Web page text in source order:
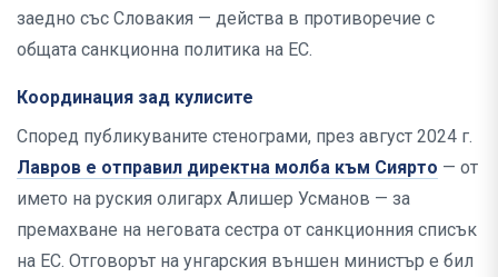
заедно със Словакия — действа в противоречие с
общата санкционна политика на ЕС.
Координация зад кулисите
Според публикуваните стенограми, през август 2024 г.
Лавров е отправил директна молба към Сиярто — от
името на руския олигарх Алишер Усманов — за
премахване на неговата сестра от санкционния списък
на ЕС. Отговорът на унгарския външен министър е бил